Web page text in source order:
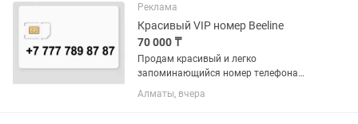
Excellent running accuracy Retail...
Реклама
Красивый VIP номер Beeline
70 000 ₸
Продам красивый и легко
запоминающийся номер телефона
Beeline. Номер: +7 777 789 87 87 Цена:
70 000 тенге Отлично подойдёт для
Алматы, вчера